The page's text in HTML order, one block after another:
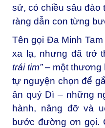
sử, có chiều sâu đào
ràng dẫn con từng
Tên gọi Đa Minh
xa lạ, nhưng đã trở
trái tim”– một thương
tự nguyện chọn để
ân quý Dì – những
hành, nâng đỡ và
bước đường ơn gọi.